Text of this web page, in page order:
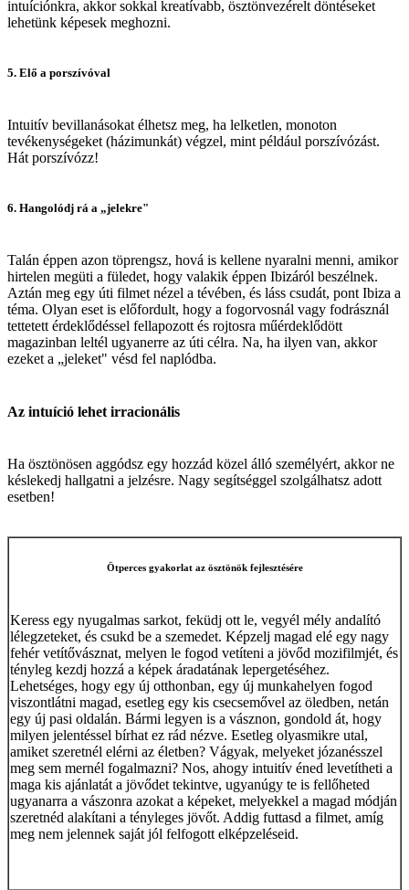
intuíciónkra, akkor sokkal kreatívabb, ösztönvezérelt döntéseket
lehetünk képesek meghozni.
5. Elő a porszívóval
Intuitív bevillanásokat élhetsz meg, ha lelketlen, monoton
tevékenységeket (házimunkát) végzel, mint például porszívózást.
Hát porszívózz!
6. Hangolódj rá a „jelekre"
Talán éppen azon töprengsz, hová is kellene nyaralni menni, amikor
hirtelen megüti a füledet, hogy valakik éppen Ibizáról beszélnek.
Aztán meg egy úti filmet nézel a tévében, és láss csudát, pont Ibiza a
téma. Olyan eset is előfordult, hogy a fogorvosnál vagy fodrásznál
tettetett érdeklődéssel fellapozott és rojtosra műérdeklődött
magazinban leltél ugyanerre az úti célra. Na, ha ilyen van, akkor
ezeket a „jeleket" vésd fel naplódba.
Az intuíció lehet irracionális
Ha ösztönösen aggódsz egy hozzád közel álló személyért, akkor ne
késlekedj hallgatni a jelzésre. Nagy segítséggel szolgálhatsz adott
esetben!
Ötperces gyakorlat az ösztönök fejlesztésére
Keress egy nyugalmas sarkot, feküdj ott le, vegyél mély andalító
lélegzeteket, és csukd be a szemedet. Képzelj magad elé egy nagy
fehér vetítővásznat, melyen le fogod vetíteni a jövőd mozifilmjét, és
tényleg kezdj hozzá a képek áradatának lepergetéséhez.
Lehetséges, hogy egy új otthonban, egy új munkahelyen fogod
viszontlátni magad, esetleg egy kis csecsemővel az öledben, netán
egy új pasi oldalán. Bármi legyen is a vásznon, gondold át, hogy
milyen jelentéssel bírhat ez rád nézve. Esetleg olyasmikre utal,
amiket szeretnél elérni az életben? Vágyak, melyeket józanésszel
meg sem mernél fogalmazni? Nos, ahogy intuitív éned levetítheti a
maga kis ajánlatát a jövődet tekintve, ugyanúgy te is fellőheted
ugyanarra a vászonra azokat a képeket, melyekkel a magad módján
szeretnéd alakítani a tényleges jövőt. Addig futtasd a filmet, amíg
meg nem jelennek saját jól felfogott elképzeléseid.